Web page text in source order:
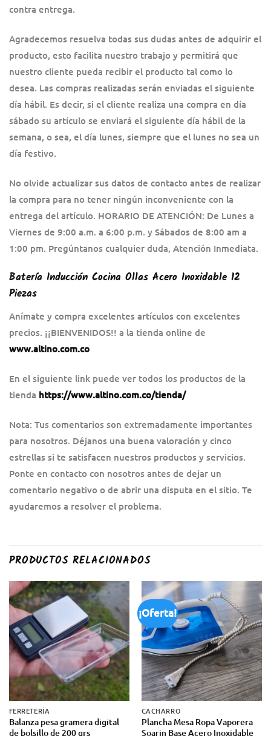
contra entrega.
Agradecemos resuelva todas sus dudas antes de adquirir el
producto, esto facilita nuestro trabajo y permitirá que
nuestro cliente pueda recibir el producto tal como lo
desea. Las compras realizadas serán enviadas el siguiente
día hábil. Es decir, si el cliente realiza una compra en día
sábado su artículo se enviará el siguiente día hábil de la
semana, o sea, el día lunes, siempre que el lunes no sea un
día festivo.
No olvide actualizar sus datos de contacto antes de realizar
la compra para no tener ningún inconveniente con la
entrega del artículo. HORARIO DE ATENCIÓN: De Lunes a
Viernes de 9:00 a.m. a 6:00 p.m. y Sábados de 8:00 am a
1:00 pm. Pregúntanos cualquier duda, Atención Inmediata.
Batería Inducción Cocina Ollas Acero Inoxidable 12
Piezas
Anímate y compra excelentes artículos con excelentes
precios. ¡¡BIENVENIDOS!! a la tienda online de
www.altino.com.co
En el siguiente link puede ver todos los productos de la
tienda https://www.altino.com.co/tienda/
Nota: Tus comentarios son extremadamente importantes
para nosotros. Déjanos una buena valoración y cinco
estrellas si te satisfacen nuestros productos y servicios.
Ponte en contacto con nosotros antes de dejar un
comentario negativo o de abrir una disputa en el sitio. Te
ayudaremos a resolver el problema.
PRODUCTOS RELACIONADOS
FERRETERÍA
Balanza pesa gramera digital
de bolsillo de 200 grs
¡Oferta!
CACHARRO
Plancha Mesa Ropa Vaporera
Soarin Base Acero Inoxidable